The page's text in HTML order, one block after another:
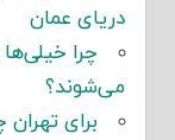
دریای عمان
چرا خیلی‌ها
می‌شوند؟
برای